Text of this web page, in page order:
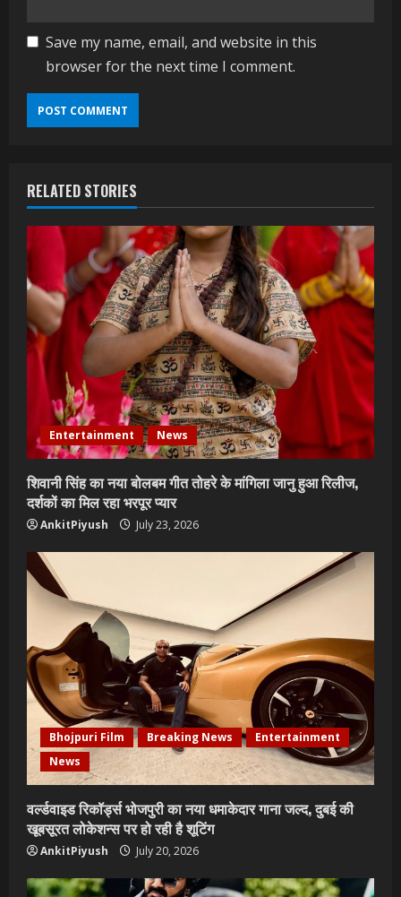
Save my name, email, and website in this
browser for the next time I comment.
RELATED STORIES
Entertainment News
शिवानी सिंह का नया बोलबम गीत तोहरे के मांगिला जानु हुआ रिलीज,
दर्शकों का मिल रहा भरपूर प्यार
AnkitPiyush July 23, 2026
Bhojpuri Film Breaking News
Entertainment
News
वर्ल्डवाइड रिकॉर्ड्स भोजपुरी का नया धमाकेदार गाना जल्द, दुबई की
खूबसूरत लोकेशन्स पर हो रही है शूटिंग
AnkitPiyush July 20, 2026